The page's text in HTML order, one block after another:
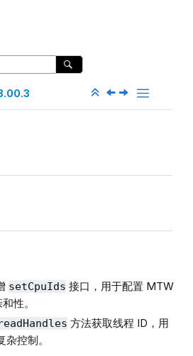
setCpuIds 接口，用于配置 MTW
性。
方法获取线程 ID，用
控制。